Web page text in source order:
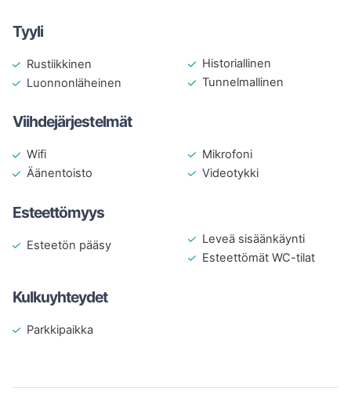
Tyyli
Rustiikkinen
Luonnonläheinen
Historiallinen
Tunnelmallinen
Viihdejärjestelmät
Wifi
Äänentoisto
Mikrofoni
Videotykki
Esteettömyys
Esteetön pääsy
Leveä sisäänkäynti
Esteettömät WC-tilat
Kulkuyhteydet
Parkkipaikka